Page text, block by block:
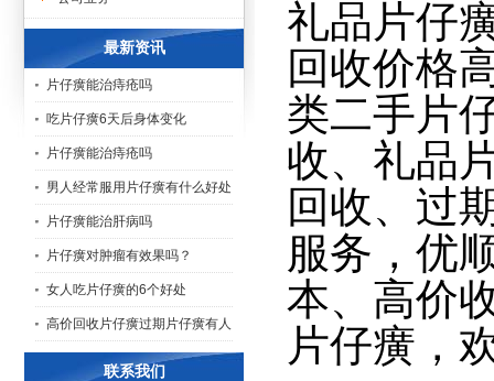
最新资讯
片仔癀能治痔疮吗
吃片仔癀6天后身体变化
片仔癀能治痔疮吗
男人经常服用片仔癀有什么好处
片仔癀能治肝病吗
片仔癀对肿瘤有效果吗？
女人吃片仔癀的6个好处
高价回收片仔癀过期片仔癀有人
联系我们
礼品片仔
回收价格
类二手片
收、礼品
回收、过
服务，优
本、高价
片仔癀，